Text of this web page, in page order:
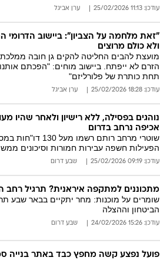
עודכן: 11:13 25/02/2026 ערן אביגל
"זאת מלחמה על הצביון": ביישוב הדרומי
ולא כולם מרוצים
מועצת להבים החליטה להקים גן חובה
הזרם לא ייפתח. ביישוב מוחים: "הפכתם
תחת כותרת של פלורליזם"
עודכן: 18:28 25/02/2026 ערן אביגל
נוהגים בפסילה, ללא רישיון ולאחר שהיו
אכיפה נרחב בדרום
שוטרי מרחב רותם
הפעילות חשפה עבירות חמורות וסיכונים
עודכן: 09:19 25/02/2026 שבע דרום
מתכוננים למתקפה איראנית? תרגיל
שומרים על מוכנות: מחר יתקיים בבאר שבע
הביטחון וההצלה
עודכן: 15:26 24/02/2026 שבע דרום
פועל נפצע קשה מחפץ כבד באתר בנייה